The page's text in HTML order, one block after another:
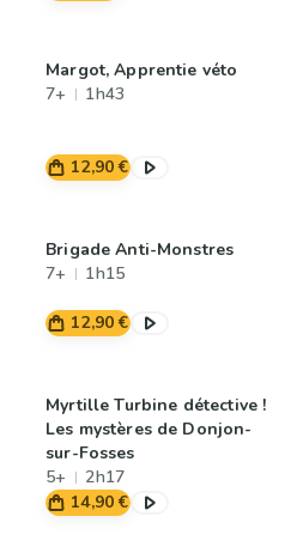
Margot, Apprentie véto
7+
1h43
12,90 €
Brigade Anti-Monstres
7+
1h15
12,90 €
Myrtille Turbine détective !
Les mystères de Donjon-
sur-Fosses
5+
2h17
14,90 €